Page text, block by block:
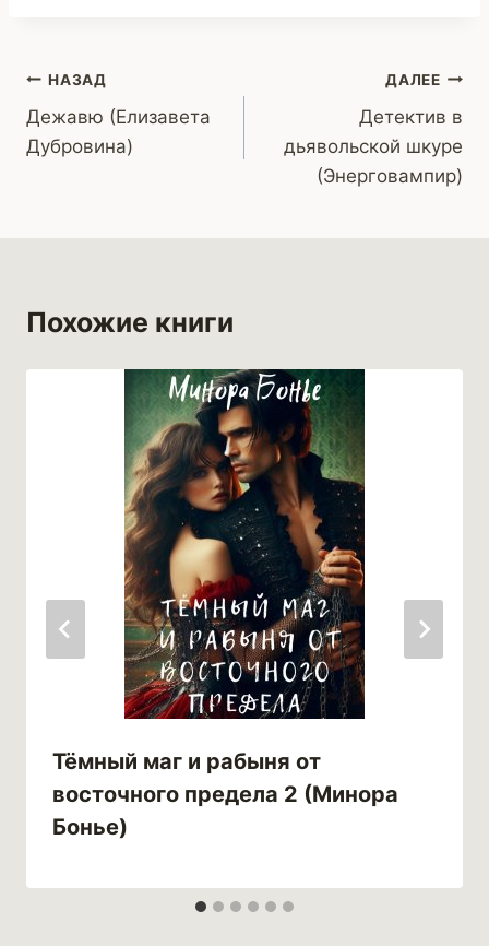
Навигация
по
записям
НАЗАД
Дежавю (Елизавета
Дубровина)
ДАЛЕЕ
Детектив в
дьявольской шкуре
(Энерговампир)
Похожие книги
Тёмный маг и рабыня от
восточного предела 2 (Минора
Бонье)